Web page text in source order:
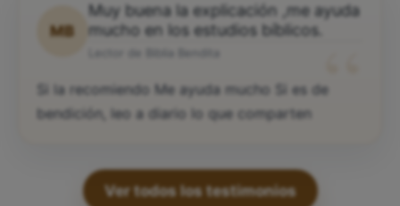
MB
Muy buena la explicación ,me ayuda
mucho en los estudios bíblicos.“
Si la recomiendo Me ayuda mucho Si es de
bendición, leo a diario lo que comparten
Ver todos los testimonios